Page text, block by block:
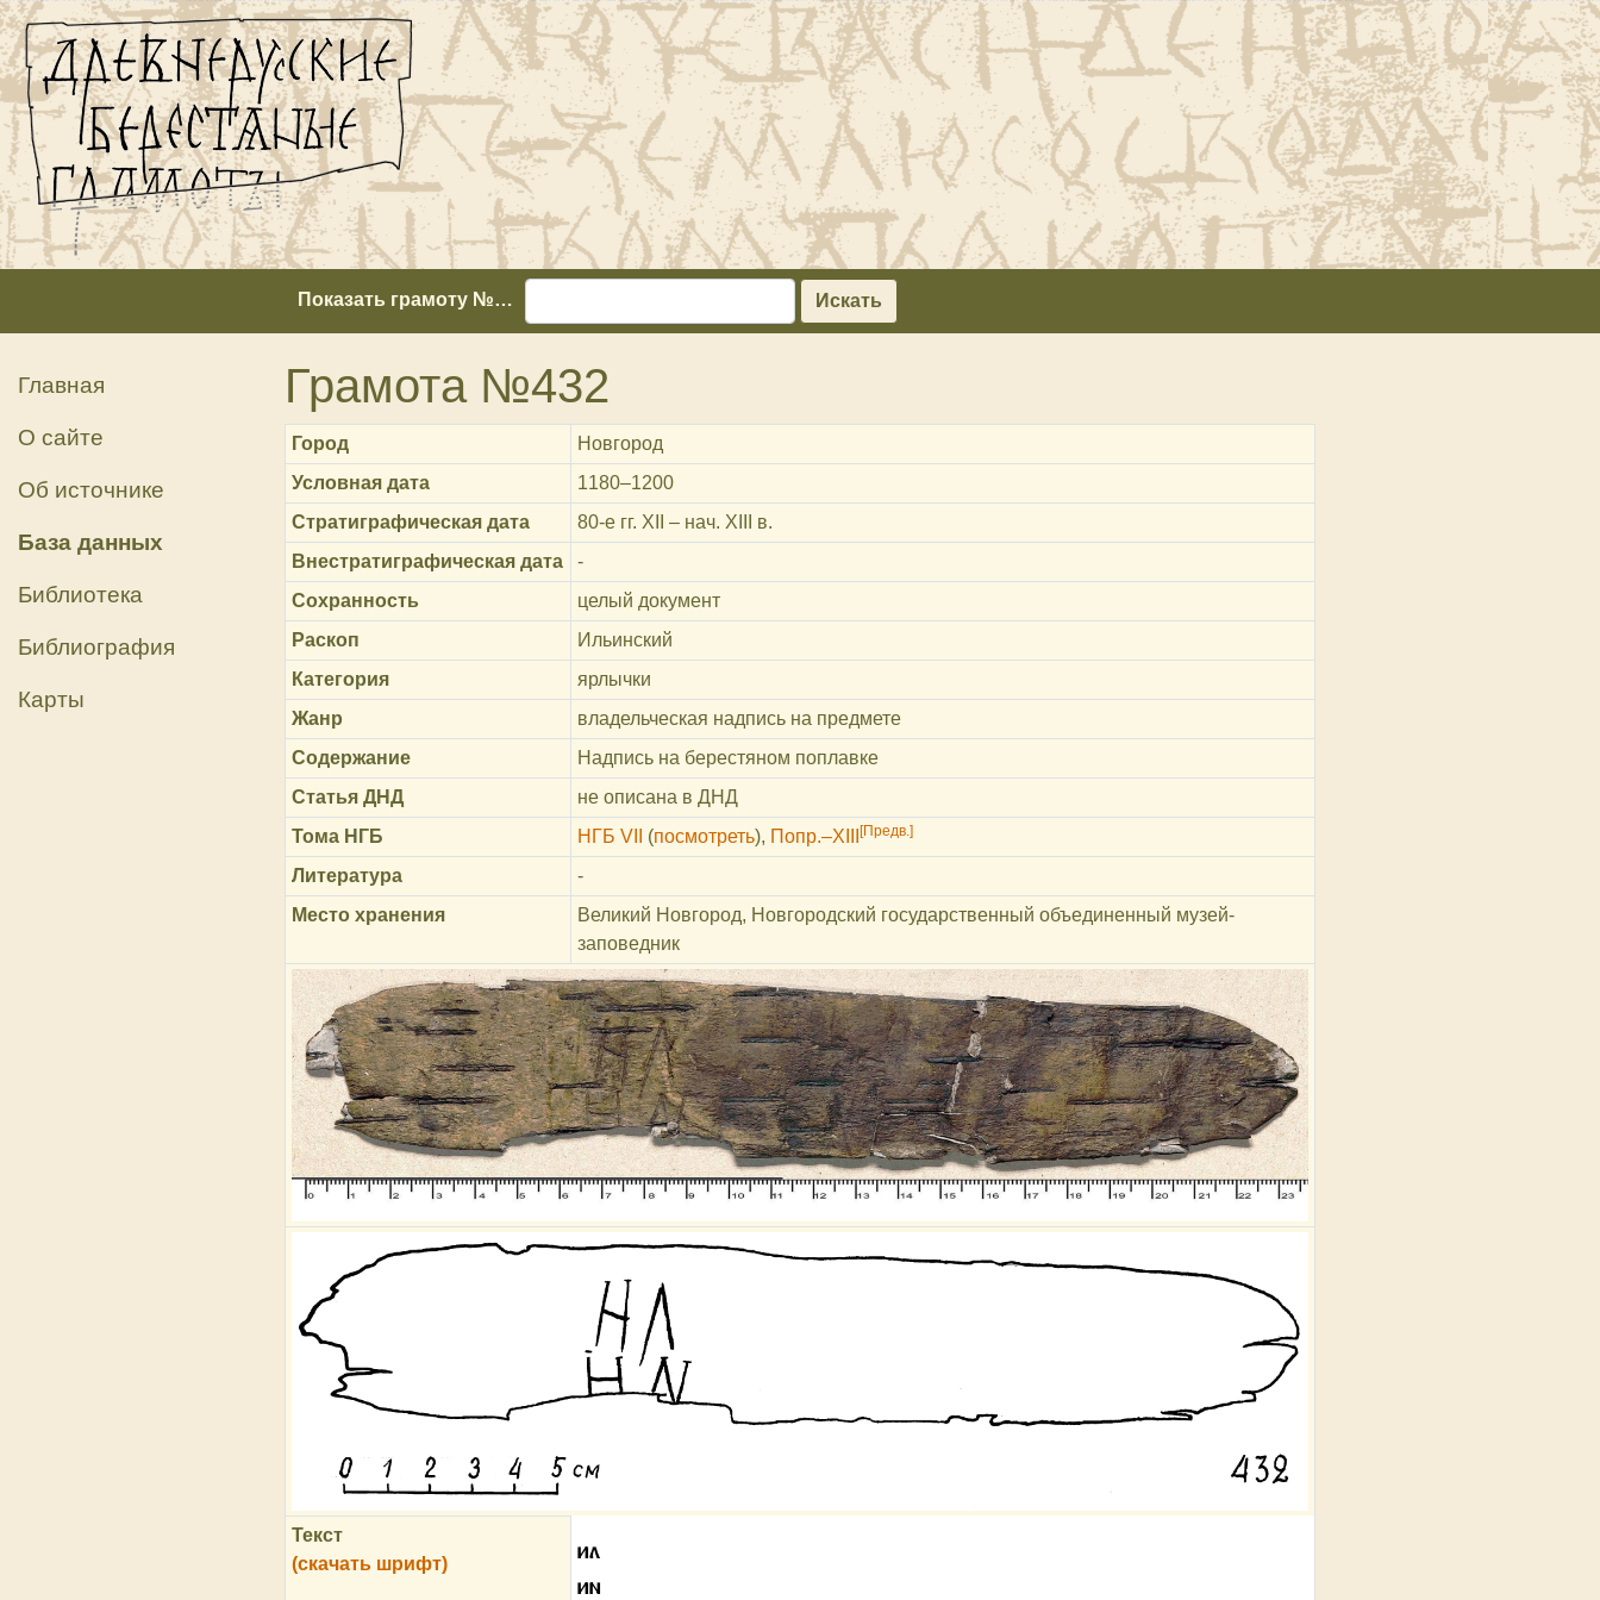
Показать грамоту №… Искать
Главная
О сайте
Об источнике
База данных
Библиотека
Библиография
Карты
Грамота №432
Город
Новгород
Условная дата
1180‒1200
Стратиграфическая дата
80-е гг. XII – нач. XIII в.
Внестратиграфическая дата
-
Сохранность
целый документ
Раскоп
Ильинский
Категория
ярлычки
Жанр
владельческая надпись на предмете
Содержание
Надпись на берестяном поплавке
Статья ДНД
не описана в ДНД
Тома НГБ
НГБ VII (посмотреть), Попр.–XIII [Предв.]
Литература
-
Место хранения
Великий Новгород, Новгородский государственный объединенный музей-
заповедник
Текст
(скачать шрифт)
ил
ин